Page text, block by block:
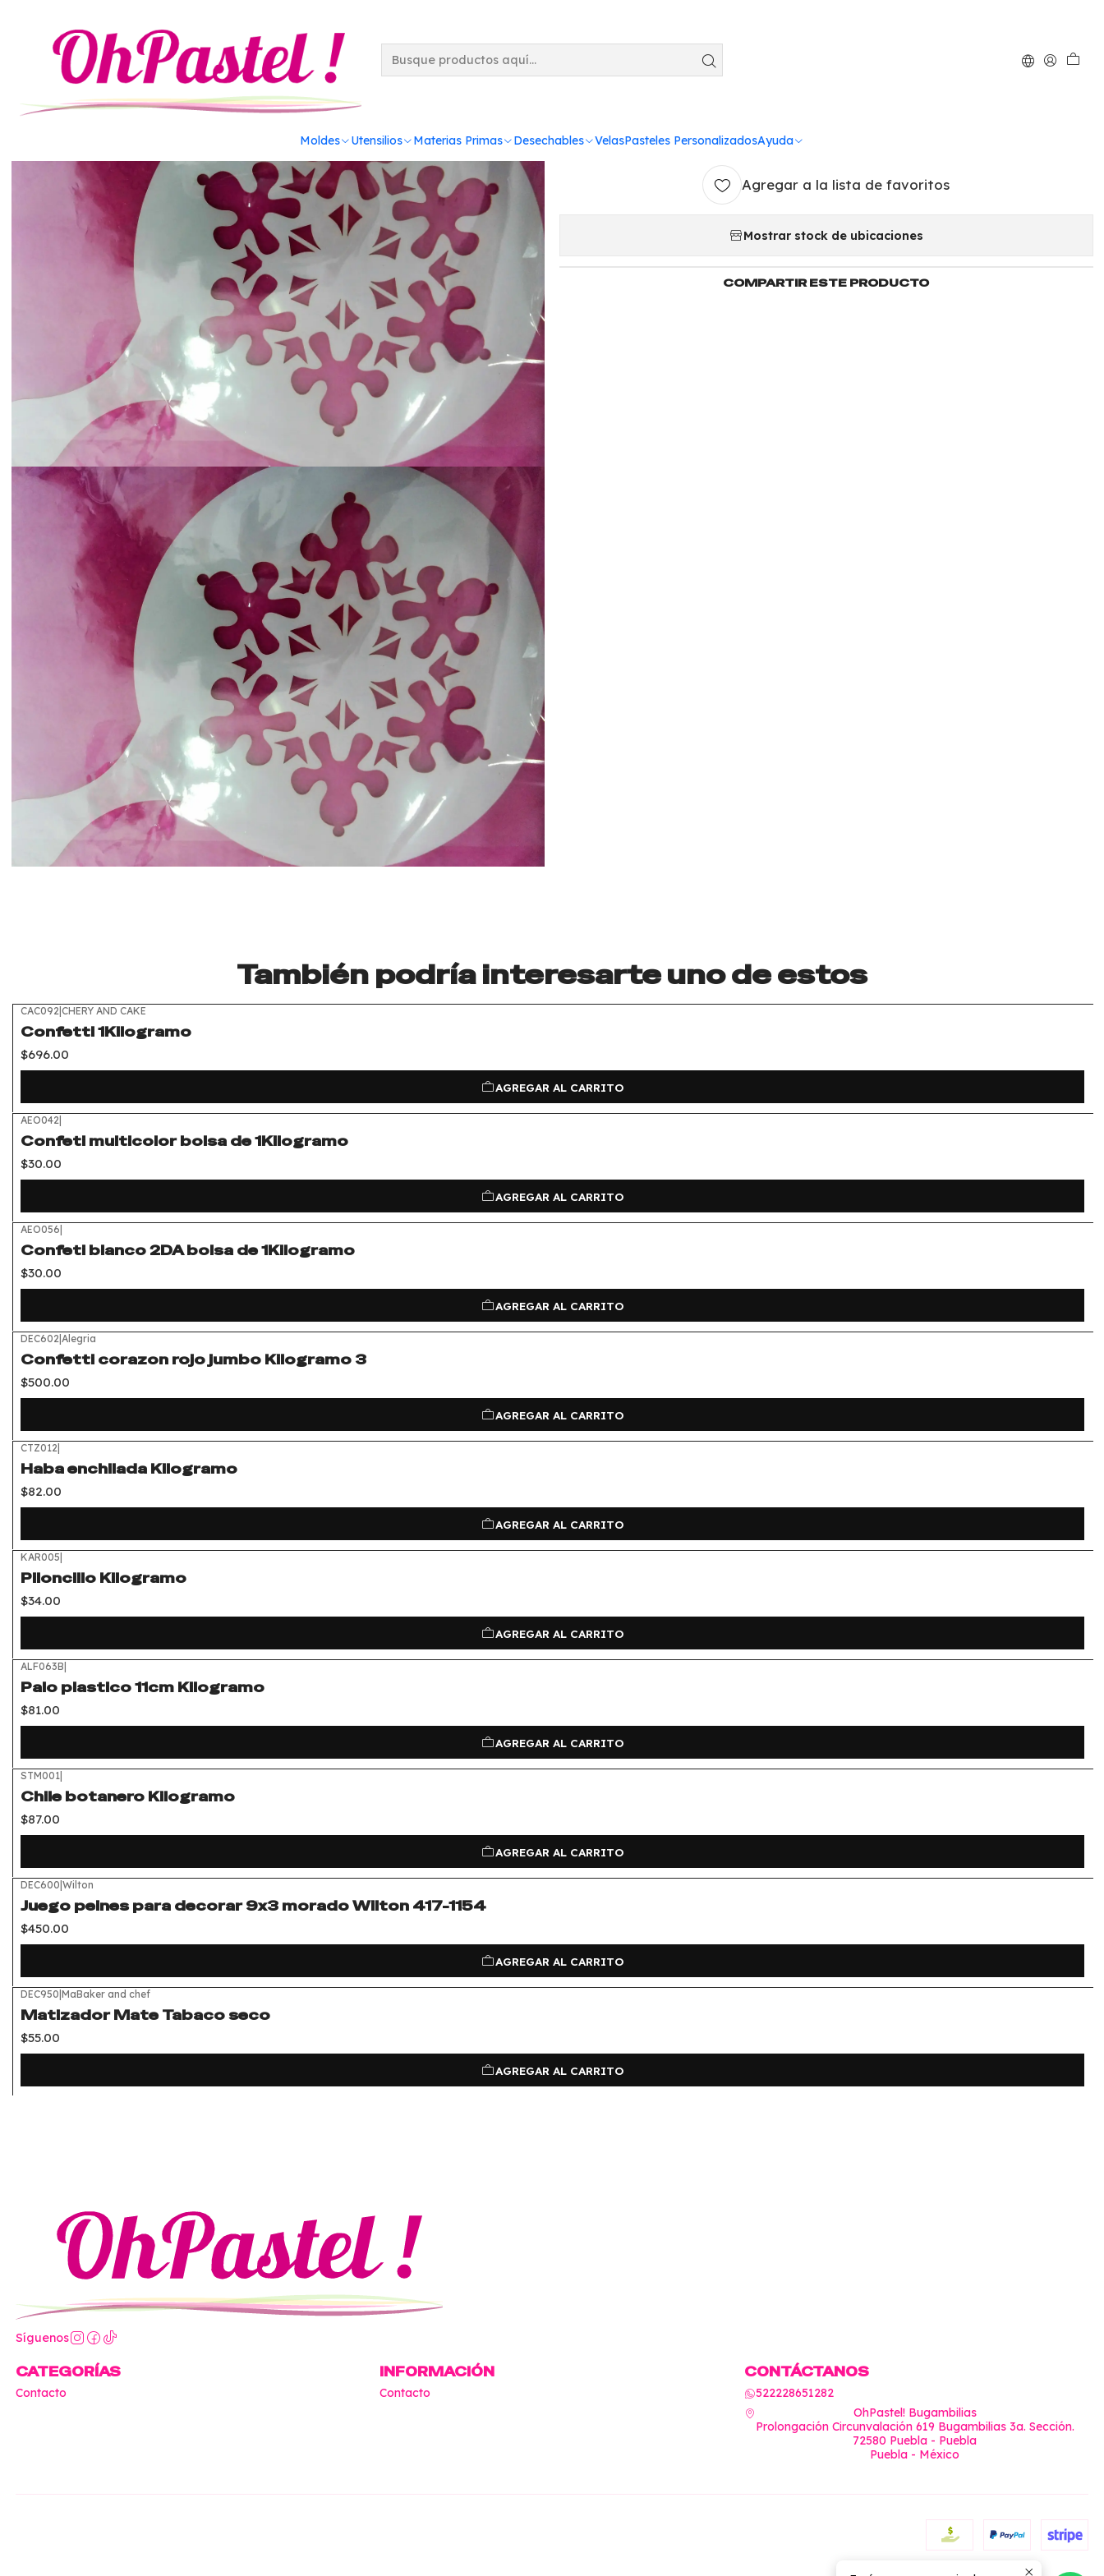
Moldes Utensilios Materias Primas Desechables VelasPasteles PersonalizadosAyuda
1Kilogramo
Agregar a la lista de favoritos
Mostrar stock de ubicaciones
COMPARTIR ESTE PRODUCTO
También podría interesarte uno de estos
CAC092 CHERY AND CAKE
Confetti 1Kilogramo
$696.00
AGREGAR AL CARRITO
AEO042
Confeti multicolor bolsa de 1Kilogramo
$30.00
AGREGAR AL CARRITO
AEO056
Confeti blanco 2DA bolsa de 1Kilogramo
$30.00
AGREGAR AL CARRITO
DEC602 Alegria
Confetti corazon rojo jumbo Kilogramo 3
$500.00
AGREGAR AL CARRITO
CTZ012
Haba enchilada Kilogramo
$82.00
AGREGAR AL CARRITO
KAR005
Piloncillo Kilogramo
$34.00
AGREGAR AL CARRITO
ALF063B
Palo plastico 11cm Kilogramo
$81.00
AGREGAR AL CARRITO
STM001
Chile botanero Kilogramo
$87.00
AGREGAR AL CARRITO
DEC600 Wilton
Juego peines para decorar 9x3 morado Wilton 417-1154
$450.00
AGREGAR AL CARRITO
DEC950 MaBaker and chef
Matizador Mate Tabaco seco
$55.00
AGREGAR AL CARRITO
Síguenos
CATEGORÍAS
Contacto
INFORMACIÓN
Contacto
CONTÁCTANOS
522228651282
OhPastel! Bugambilias
Prolongación Circunvalación 619 Bugambilias 3a. Sección.
72580 Puebla - Puebla
Puebla - México